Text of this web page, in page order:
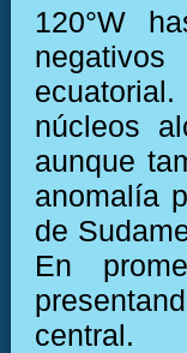
120°W
núcleos
aunque
anomalía
de
En
central.